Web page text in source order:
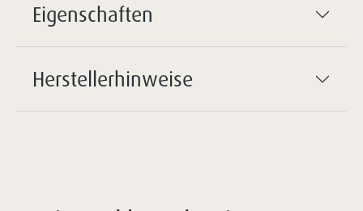
Eigenschaften
Herstellerhinweise